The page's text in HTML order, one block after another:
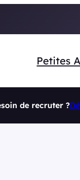
Petites
de recruter ?